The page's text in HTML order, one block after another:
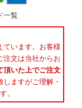
一覧
ています。お客様
注文は当社からお
頂いた上でご注文
ますがご理解・
。